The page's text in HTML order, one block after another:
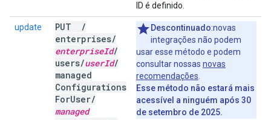
ID é definido.
update PUT
/
enterprises/
enterpriseId/
users/userId/
managed
Configurations
ForUser/
managed
Descontinuado:novas
integrações não podem
usar esse método e podem
consultar nossas novas
recomendações
Esse método não estará mais
acessível a ninguém após 30
de setembro de 2025.